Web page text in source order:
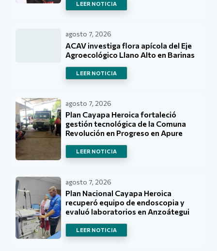
LEER NOTICIA
agosto 7, 2026
ACAV investiga flora apícola del Eje
Agroecológico Llano Alto en Barinas
LEER NOTICIA
agosto 7, 2026
Plan Cayapa Heroica fortaleció
gestión tecnológica de la Comuna
Revolución en Progreso en Apure
LEER NOTICIA
agosto 7, 2026
Plan Nacional Cayapa Heroica
recuperó equipo de endoscopia y
evaluó laboratorios en Anzoátegui
LEER NOTICIA